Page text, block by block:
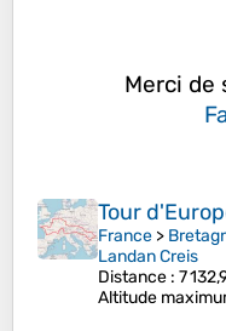
Merci
Tour
France >
Landan Creis
Distance : 7
Altitude